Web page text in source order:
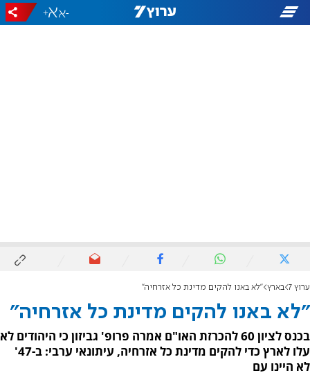
-
+
ערוץ 7 בארץ "לא באנו להקים מדינת כל אזרחיה"
"לא באנו להקים מדינת כל אזרחיה"
בכנס לציון 60 להכרזת האו"ם אמרה פרופ' גביזון כי היהודים לא
עלו לארץ כדי להקים מדינת כל אזרחיה, עיתונאי ערבי: ב-47'
לא היינו עם